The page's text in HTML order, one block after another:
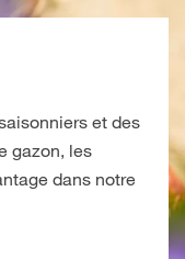
et des
gazon, les
dans notre